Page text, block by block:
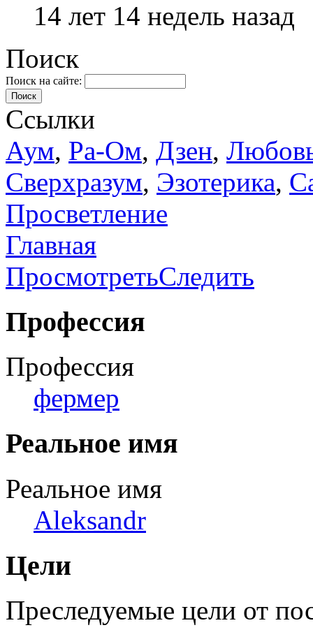
14 лет 14 недель назад
Поиск
Поиск на сайте:
Поиск
Ссылки
Аум, Ра-Ом, Дзен,
Сверхразум, Эзотерика,
Просветление
Главная
ПросмотретьСледить
Профессия
Профессия
фермер
Реальное имя
Реальное имя
Aleksandr
Цели
Преследуемые цели от